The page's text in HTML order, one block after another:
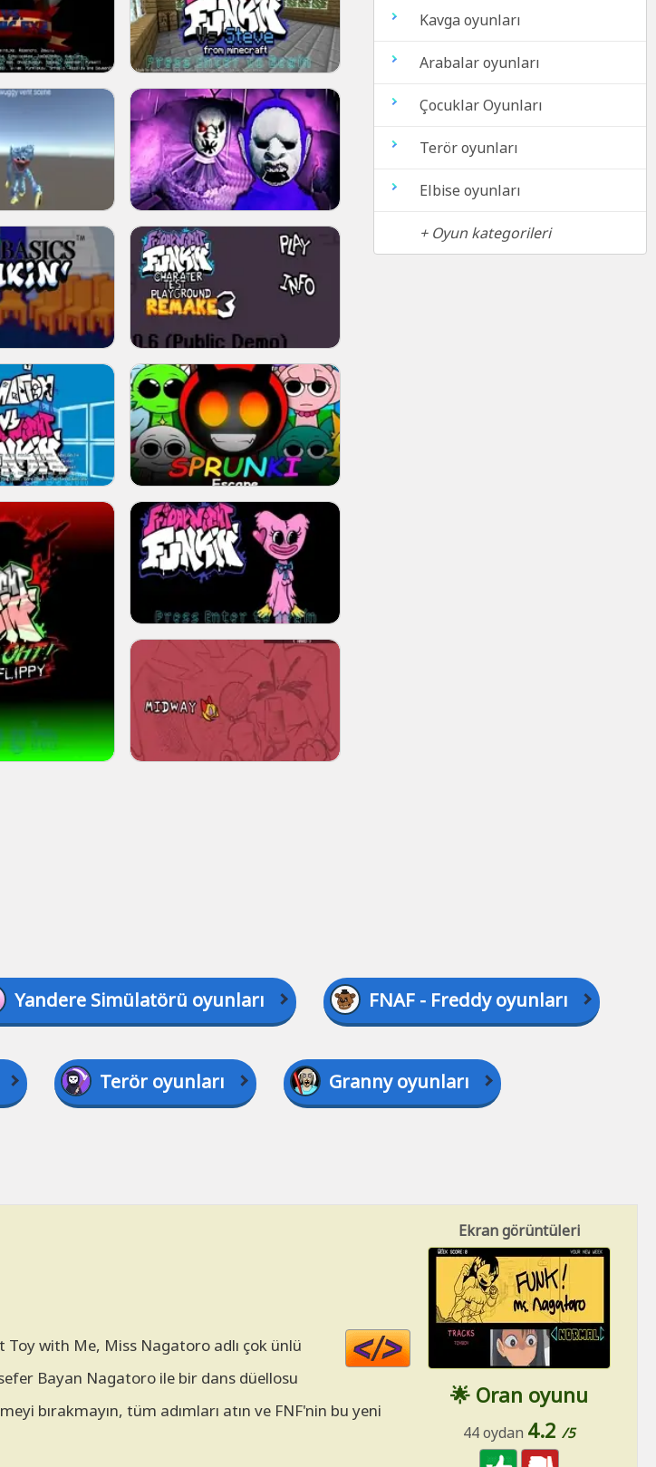
Kavga oyunları
Arabalar oyunları
Çocuklar Oyunları
Terör oyunları
Elbise oyunları
+ Oyun kategorileri
Yandere Simülatörü oyunları FNAF - Freddy oyunları
Terör oyunları Granny oyunları
Ekran görüntüleri
🌟 Oran oyunu
44 oydan 4.2 /5
HTML
with Me, Miss Nagatoro adlı çok ünlü
Bayan Nagatoro ile bir dans düellosu
bırakmayın, tüm adımları atın ve FNF'nin bu yeni